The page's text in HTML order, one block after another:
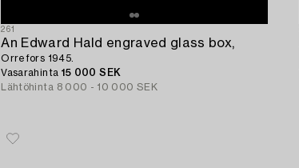
261
An Edward Hald engraved glass box,
Orrefors 1945.
Vasarahinta 15 000 SEK
Lähtöhinta 8 000 - 10 000 SEK